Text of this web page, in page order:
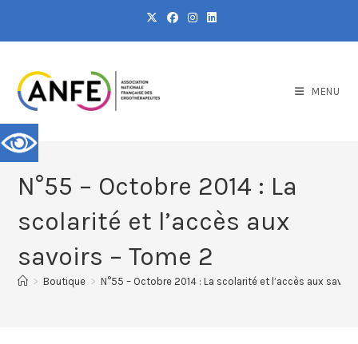
MENU
N°55 – Octobre 2014 : La
scolarité et l’accès aux
savoirs – Tome 2
> Boutique > N°55 – Octobre 2014 : La scolarité et l’accès aux